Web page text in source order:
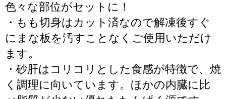
色々な部位がセットに！
・もも切身はカット済なので解凍後すぐ
にまな板を汚すことなくご使用いただけ
ます。
・砂肝はコリコリとした食感が特徴で、焼
く調理に向いています。ほかの内臓に比